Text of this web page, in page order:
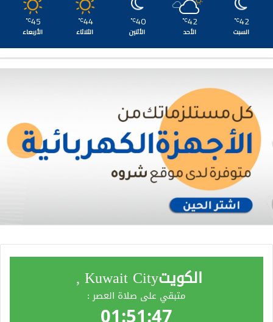
42
℃
السبت
42
℃
الأحد
40
℃
الأثنين
44
℃
الثلاثاء
45
℃
الأربعاء